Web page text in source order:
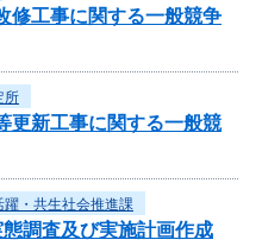
修工事に関する一般競争
所
更新工事に関する一般競
躍・共生社会推進課
調査及び実施計画作成